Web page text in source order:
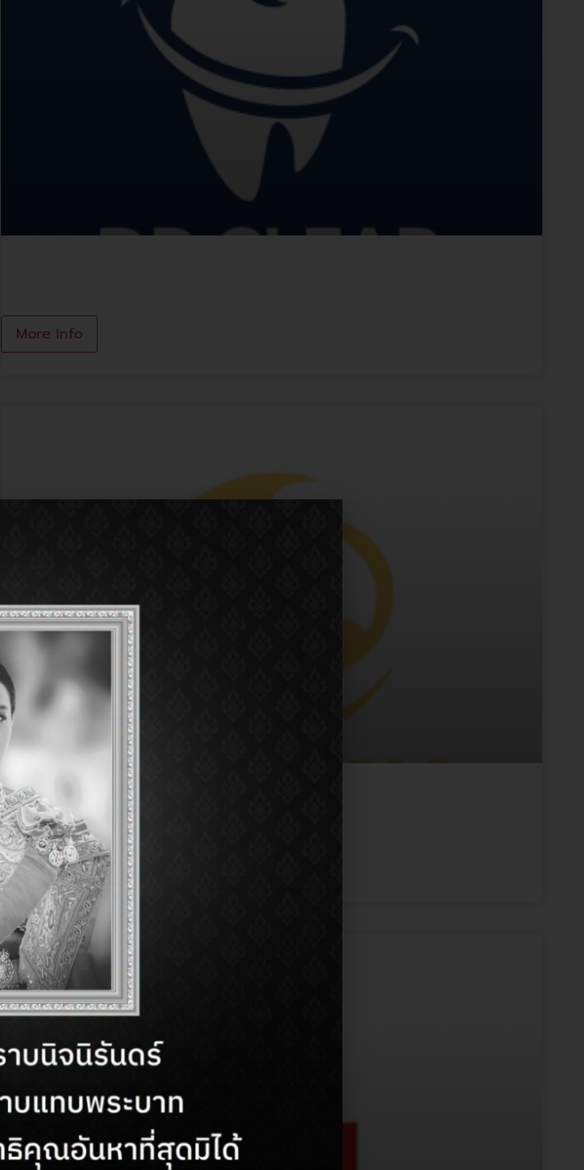
More Info
Chivarome Health massage
More Info